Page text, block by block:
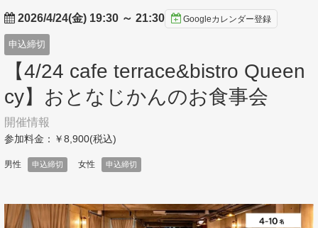
2026/4/24(金) 19:30 ～ 21:30 Googleカレンダー登録
申込締切
【4/24 cafe terrace&bistro Queen
cy】おとなじかんのお食事会
開催情報
参加料金：￥8,900(税込)
男性 申込締切 女性 申込締切